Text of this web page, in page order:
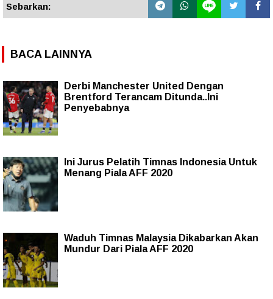
Sebarkan:
BACA LAINNYA
Derbi Manchester United Dengan
Brentford Terancam Ditunda..Ini
Penyebabnya
Ini Jurus Pelatih Timnas Indonesia Untuk
Menang Piala AFF 2020
Waduh Timnas Malaysia Dikabarkan Akan
Mundur Dari Piala AFF 2020